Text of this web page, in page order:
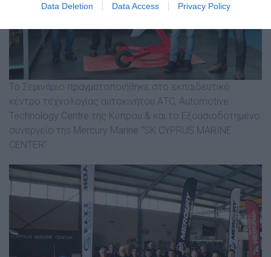
Data Deletion Data Access Privacy Policy
Το Σεμινάριο πραγματοποιήθηκε στο εκπαιδευτικό
κέντρο τεχνολογίας αυτοκινήτου ΑTC, Automotive
Technology Centre της Κύπρου & και το Eξουσιοδοτημένο
συνεργείο τηs Mercury Marine ‘’SK CYPRUS MARINE
CENTER’’.